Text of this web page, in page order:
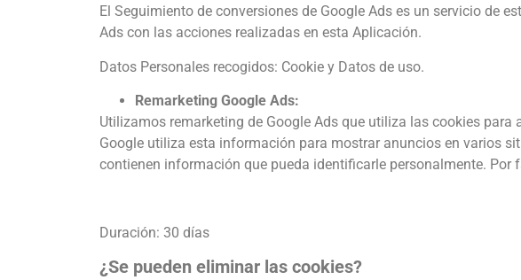
El Seguimiento de conversiones de Google Ads es un servicio de
Ads con las acciones realizadas en esta Aplicación.
Datos Personales recogidos: Cookie y Datos de uso.
Remarketing Google Ads:
Utilizamos remarketing de Google Ads que utiliza las cookies
Google utiliza esta información para mostrar anuncios en varios
contienen información que pueda identificarle personalmente. Por
Duración: 30 días
¿Se pueden eliminar las cookies?